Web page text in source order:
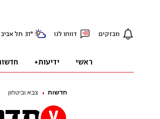
חדשות צבא וביטחון